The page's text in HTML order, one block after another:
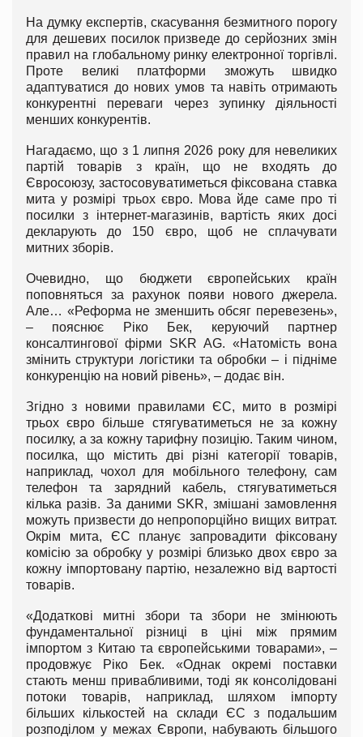
На думку експертів, скасування безмитного порогу
для дешевих посилок призведе до серйозних змін
правил на глобальному ринку електронної торгівлі.
Проте великі платформи зможуть швидко
адаптуватися до нових умов та навіть отримають
конкурентні переваги через зупинку діяльності
менших конкурентів.
Нагадаємо, що з 1 липня 2026 року для невеликих
партій товарів з країн, що не входять до
Євросоюзу, застосовуватиметься фіксована ставка
мита у розмірі трьох євро. Мова йде саме про ті
посилки з інтернет-магазинів, вартість яких досі
декларують до 150 євро, щоб не сплачувати
митних зборів.
Очевидно, що бюджети європейських країн
поповняться за рахунок появи нового джерела.
Але… «Реформа не зменшить обсяг перевезень»,
– пояснює Ріко Бек, керуючий партнер
консалтингової фірми SKR AG. «Натомість вона
змінить структури логістики та обробки – і підніме
конкуренцію на новий рівень», – додає він.
Згідно з новими правилами ЄС, мито в розмірі
трьох євро більше стягуватиметься не за кожну
посилку, а за кожну тарифну позицію. Таким чином,
посилка, що містить дві різні категорії товарів,
наприклад, чохол для мобільного телефону, сам
телефон та зарядний кабель, стягуватиметься
кілька разів. За даними SKR, змішані замовлення
можуть призвести до непропорційно вищих витрат.
Окрім мита, ЄС планує запровадити фіксовану
комісію за обробку у розмірі близько двох євро за
кожну імпортовану партію, незалежно від вартості
товарів.
«Додаткові митні збори та збори не змінюють
фундаментальної різниці в ціні між прямим
імпортом з Китаю та європейськими товарами», –
продовжує Ріко Бек. «Однак окремі поставки
стають менш привабливими, тоді як консолідовані
потоки товарів, наприклад, шляхом імпорту
більших кількостей на склади ЄС з подальшим
розподілом у межах Європи, набувають більшого